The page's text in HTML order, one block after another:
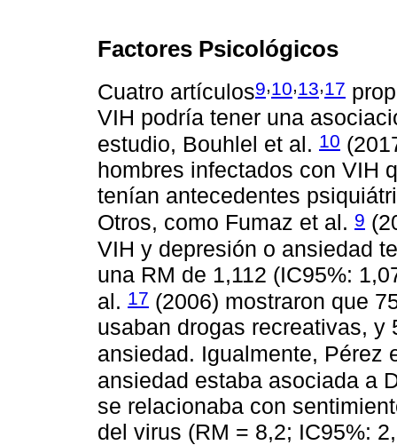
Factores Psicológicos
Cuatro artículos9,10,13,17
VIH podría tener una
estudio, Bouhlel et al. 10
hombres infectados con VIH
tenían antecedentes
Otros, como Fumaz et al. 9
VIH y depresión o ansiedad
una RM de 1,112 (IC95%:
al. 17 (2006) mostraron que
usaban drogas recreativas,
ansiedad. Igualmente, Pérez
ansiedad estaba asociada a
se relacionaba con
del virus (RM = 8,2; IC95%: